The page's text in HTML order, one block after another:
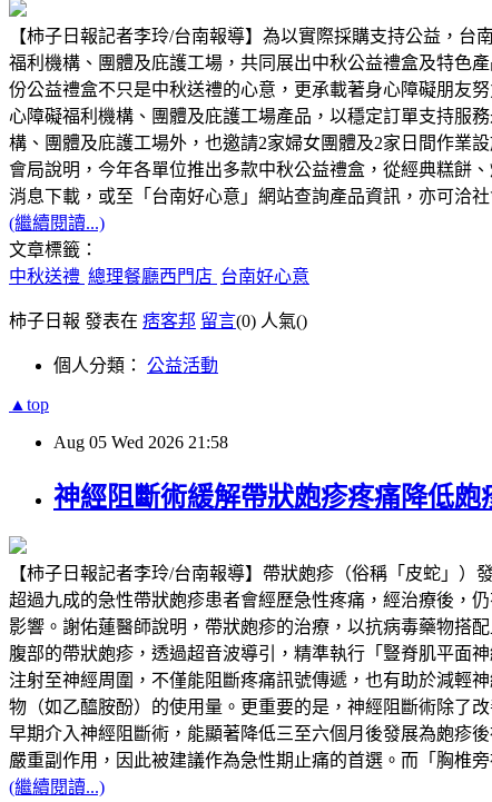
【柿子日報記者李玲/台南報導】為以實際採購支持公益，
福利機構、團體及庇護工場，共同展出中秋公益禮盒及特色
份公益禮盒不只是中秋送禮的心意，更承載著身心障礙朋友
心障礙福利機構、團體及庇護工場產品，以穩定訂單支持服
構、團體及庇護工場外，也邀請2家婦女團體及2家日間作業
會局說明，今年各單位推出多款中秋公益禮盒，從經典糕餅
消息下載，或至「台南好心意」網站查詢產品資訊，亦可洽
(繼續閱讀...)
文章標籤：
中秋送禮 總理餐廳西門店 台南好心意
柿子日報 發表在 痞客邦 留言(0) 人氣()
個人分類： 公益活動
▲top
Aug 05 Wed 2026 21:58
神經阻斷術緩解帶狀皰疹疼痛降低皰
【柿子日報記者李玲/台南報導】帶狀皰疹（俗稱「皮蛇」
超過九成的急性帶狀皰疹患者會經歷急性疼痛，經治療後，
影響。謝佑蓮醫師說明，帶狀皰疹的治療，以抗病毒藥物搭
腹部的帶狀皰疹，透過超音波導引，精準執行「豎脊肌平面神
注射至神經周圍，不僅能阻斷疼痛訊號傳遞，也有助於減輕
物（如乙醯胺酚）的使用量。更重要的是，神經阻斷術除了
早期介入神經阻斷術，能顯著降低三至六個月後發展為皰疹
嚴重副作用，因此被建議作為急性期止痛的首選。而「胸椎
(繼續閱讀...)